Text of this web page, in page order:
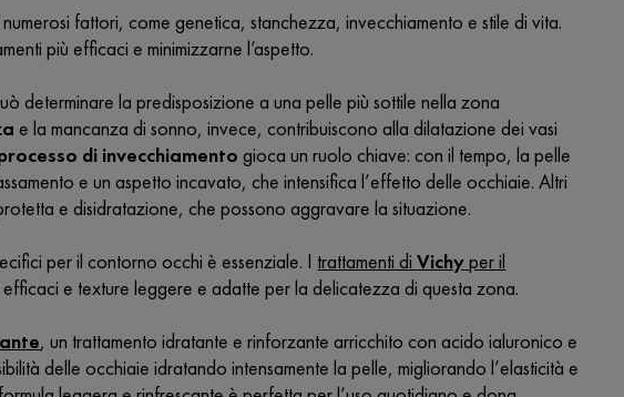
fattori, come genetica, stanchezza, invecchiamento e stile di vita.
più efficaci e minimizzarne l’aspetto.
determinare la predisposizione a una pelle più sottile nella zona
e la mancanza di sonno, invece, contribuiscono alla dilatazione dei vasi
di invecchiamento gioca un ruolo chiave: con il tempo, la pelle
e un aspetto incavato, che intensifica l’effetto delle occhiaie. Altri
e disidratazione, che possono aggravare la situazione.
per il contorno occhi è essenziale. I trattamenti diVichyper il
e texture leggere e adatte per la delicatezza di questa zona.
, un trattamento idratante e rinforzante arricchito con acido ialuronico e
delle occhiaie idratando intensamente la pelle, migliorando l’elasticità e